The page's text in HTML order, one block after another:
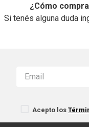
¿Cómo
Si tenés alguna duda
Acepto los